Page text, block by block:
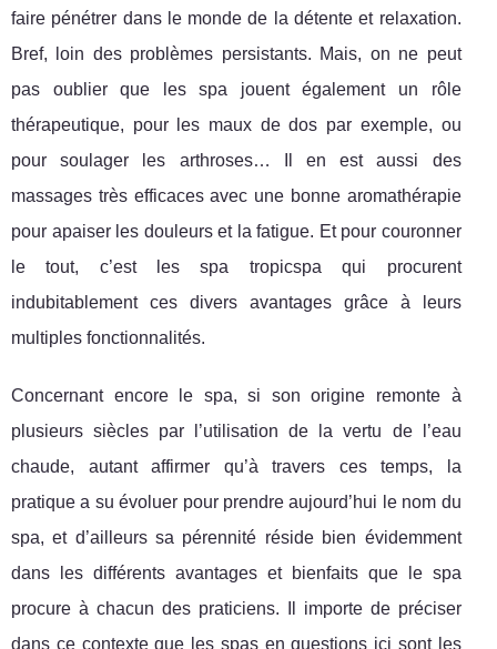
faire pénétrer dans le monde de la détente et relaxation.
Bref, loin des problèmes persistants. Mais, on ne peut
pas oublier que les spa jouent également un rôle
thérapeutique, pour les maux de dos par exemple, ou
pour soulager les arthroses… Il en est aussi des
massages très efficaces avec une bonne aromathérapie
pour apaiser les douleurs et la fatigue. Et pour couronner
le tout, c’est les spa tropicspa qui procurent
indubitablement ces divers avantages grâce à leurs
multiples fonctionnalités.
Concernant encore le spa, si son origine remonte à
plusieurs siècles par l’utilisation de la vertu de l’eau
chaude, autant affirmer qu’à travers ces temps, la
pratique a su évoluer pour prendre aujourd’hui le nom du
spa, et d’ailleurs sa pérennité réside bien évidemment
dans les différents avantages et bienfaits que le spa
procure à chacun des praticiens. Il importe de préciser
dans ce contexte que les spas en questions ici sont les